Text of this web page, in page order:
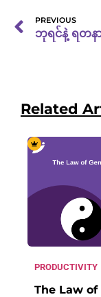
PREVIOUS
Related
PRODUCTIVITY
The Law of